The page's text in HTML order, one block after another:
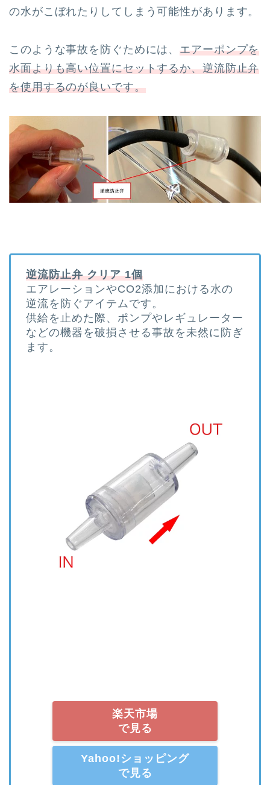
の水がこぼれたりしてしまう可能性があります。
このような事故を防ぐためには、エアーポンプを
水面よりも高い位置にセットするか、逆流防止弁
を使用するのが良いです。
逆流防止弁 クリア 1個
エアレーションやCO2添加における水の
逆流を防ぐアイテムです。
供給を止めた際、ポンプやレギュレーター
などの機器を破損させる事故を未然に防ぎ
ます。
楽天市場
で見る
Yahoo!ショッピング
で見る